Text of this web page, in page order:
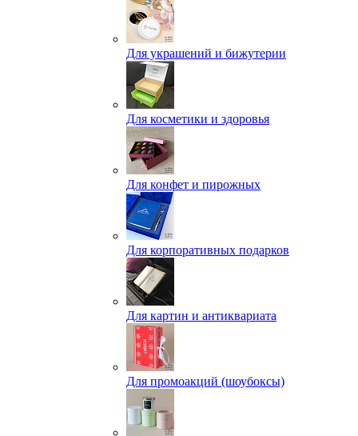
Для украшений и бижутерии
Для косметики и здоровья
Для конфет и пирожных
Для корпоративных подарков
Для картин и антиквариата
Для промоакций (шоубоксы)